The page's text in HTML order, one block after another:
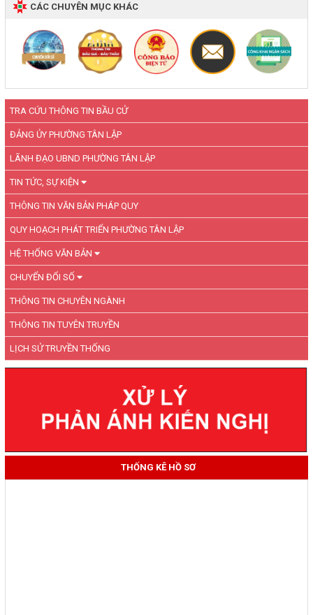
TRA CỨU THÔNG TIN BẦU CỬ
ĐẢNG ỦY PHƯỜNG TÂN LẬP
LÃNH ĐẠO UBND PHƯỜNG TÂN LẬP
TIN TỨC, SỰ KIỆN
THÔNG TIN VĂN BẢN PHÁP QUY
QUY HOẠCH PHÁT TRIỂN PHƯỜNG TÂN LẬP
HỆ THỐNG VĂN BẢN
CHUYỂN ĐỔI SỐ
THÔNG TIN CHUYÊN NGÀNH
THÔNG TIN TUYÊN TRUYỀN
LỊCH SỬ TRUYỀN THỐNG
THỐNG KÊ HỒ SƠ
CÁC CHUYÊN MỤC KHÁC